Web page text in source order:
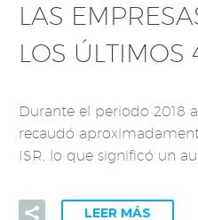
LAS
LOS ÚLTIMOS
Durante el periodo 2018
recaudó
ISR, lo que significó un
LEER MÁS